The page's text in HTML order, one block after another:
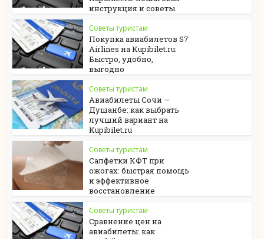
инструкция и советы
Советы туристам
Покупка авиабилетов S7
Airlines на Kupibilet.ru:
Быстро, удобно,
выгодно
Советы туристам
Авиабилеты Сочи —
Душанбе: как выбрать
лучший вариант на
Kupibilet.ru
Советы туристам
Салфетки КФТ при
ожогах: быстрая помощь
и эффективное
восстановление
Советы туристам
Сравнение цен на
авиабилеты: как